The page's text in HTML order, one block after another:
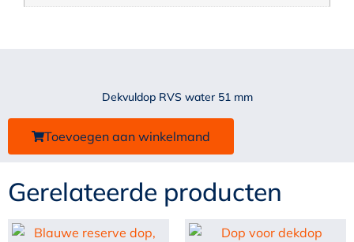
Dekvuldop RVS water 51 mm
Toevoegen aan winkelmand
Gerelateerde producten